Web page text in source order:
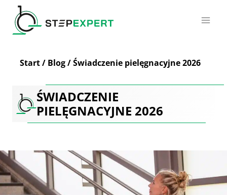
Przejdź
treści
Start/ Blog/Świadczenie pielęgnacyjne 2026
ŚWIADCZENIE
PIELĘGNACYJNE 2026